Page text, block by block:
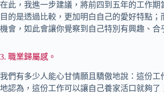
在此，我進一步建議，將前四到五年的工作
目的是透過比較，更加明白自己的愛好特點
機會，如此會讓你覺察到自己特別有興趣、合
3. 職業歸屬感。
我們有多少人能心甘情願且驕傲地說：這份
地認為，這份工作可以讓自己養家活口就夠